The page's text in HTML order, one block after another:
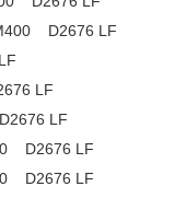
D2676 LF
LF
LF
D2676 LF
D2676 LF